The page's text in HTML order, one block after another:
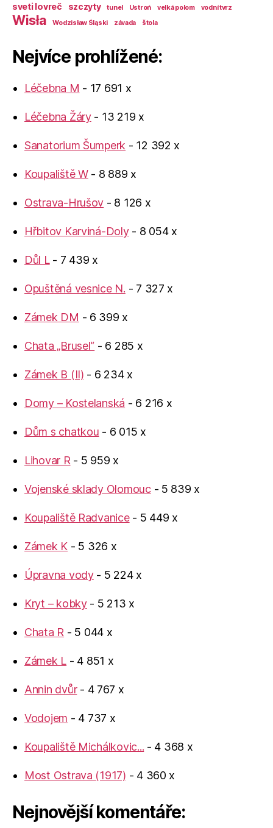
sveti lovreč szczyty tunel Ustroń velká polom vodní tvrz
Wisła Wodzisław Śląski závada štola
Nejvíce prohlížené:
Léčebna M - 17 691 x
Léčebna Žáry- 13 219 x
Sanatorium Šumperk - 12 392 x
Koupaliště W- 8 889 x
Ostrava-Hrušov - 8 126 x
Hřbitov Karviná-Doly- 8 054 x
Důl L- 7 439 x
Opuštěná vesnice N. - 7 327 x
Zámek DM - 6 399 x
Chata „Brusel“ - 6 285 x
Zámek B (II) - 6 234 x
Domy – Kostelanská - 6 216 x
Dům s chatkou - 6 015 x
Lihovar R - 5 959 x
Vojenské sklady Olomouc- 5 839 x
Koupaliště Radvanice- 5 449 x
Zámek K - 5 326 x
Úpravna vody- 5 224 x
Kryt – kobky- 5 213 x
Chata R - 5 044 x
Zámek L - 4 851 x
Annin dvůr- 4 767 x
Vodojem - 4 737 x
Koupaliště Michálkovic... - 4 368 x
Most Ostrava (1917) - 4 360 x
Nejnovější komentáře: